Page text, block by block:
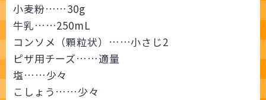
小麦粉……30g
牛乳……250mL
コンソメ（顆粒状）……小さじ2
ピザ用チーズ……適量
塩……少々
こしょう……少々